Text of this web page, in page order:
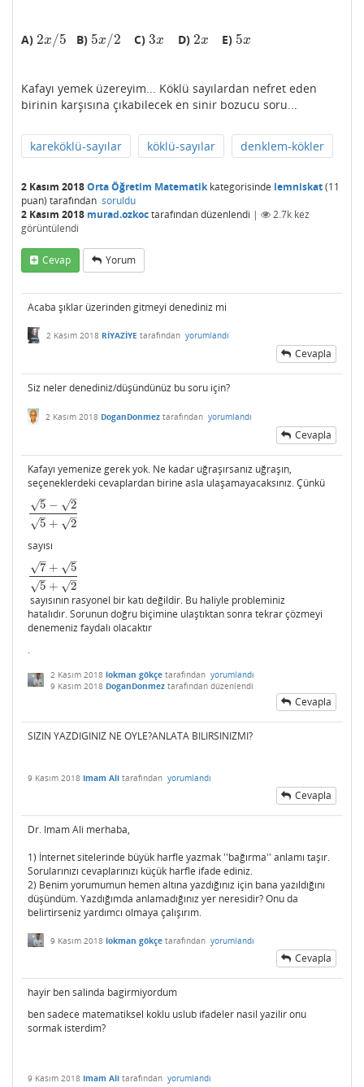
A) 2x/5
2x/5 B) 5x/2
5x/2 C)3x
3x D) 2x
2x E) 5x
5x
Kafayı yemek üzereyim... Köklü sayılardan nefret eden
birinin karşısına çıkabilecek en sinir bozucu soru...
kareköklü-sayılar köklü-sayılar denklem-kökler
2 Kasım 2018Orta Öğretim Matematikkategorisinde lemniskat(11
puan) tarafından soruldu
2 Kasım 2018 murad.ozkoctarafındandüzenlendi | 2.7k kez
görüntülendi
Cevap Yorum
Acaba şıklar üzerinden gitmeyi denediniz mi
2 Kasım 2018 RİYAZİYE tarafından yorumlandı
Cevapla
Siz neler denediniz/düşündünüz bu soru için?
2 Kasım 2018 DoganDonmez tarafından yorumlandı
Cevapla
Kafayı yemenize gerek yok. Ne kadar uğraşırsanız uğraşın,
seçeneklerdeki cevaplardan birine asla ulaşamayacaksınız. Çünkü
5
–
√ − 2
–
√
5
–
√ + 2
–
√
5−25+2
sayısı
7
–
√ + 5
–
√
5
–
√ + 2
–
√
7+55+2
sayısının rasyonel bir katı değildir. Bu haliyle probleminiz
hatalıdır. Sorunun doğru biçimine ulaştıktan sonra tekrar çözmeyi
denemeniz faydalı olacaktır
.
2 Kasım 2018 lokman gökçe tarafından yorumlandı
9 Kasım 2018 DoganDonmez tarafından düzenlendi
Cevapla
SIZIN YAZDIGINIZ NE OYLE?ANLATA BILIRSINIZMI?
9 Kasım 2018 Imam Ali tarafından yorumlandı
Cevapla
Dr. Imam Ali merhaba,
1) İnternet sitelerinde büyük harfle yazmak ''bağırma'' anlamı taşır.
Sorularınızı cevaplarınızı küçük harfle ifade ediniz.
2) Benim yorumumun hemen altına yazdığınız için bana yazıldığını
düşündüm. Yazdığımda anlamadığınız yer neresidir? Onu da
belirtirseniz yardımcı olmaya çalışırım.
9 Kasım 2018 lokman gökçe tarafından yorumlandı
Cevapla
hayir ben salinda bagirmiyordum
ben sadece matematiksel koklu uslub ifadeler nasil yazilir onu
sormak isterdim?
9 Kasım 2018 Imam Ali tarafından yorumlandı